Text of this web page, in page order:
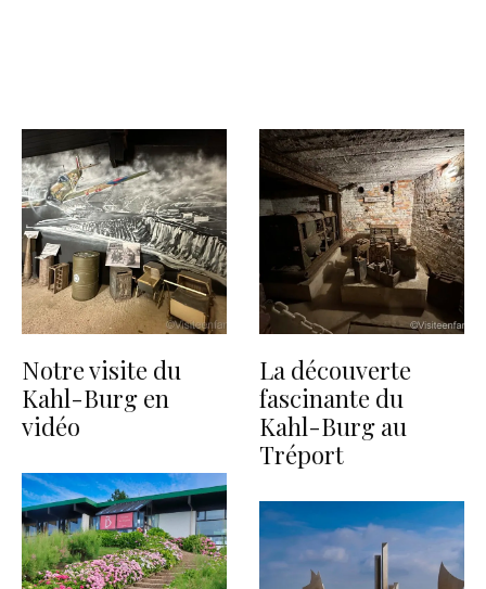
Notre visite du
Kahl-Burg en
vidéo
La découverte
fascinante du
Kahl-Burg au
Tréport